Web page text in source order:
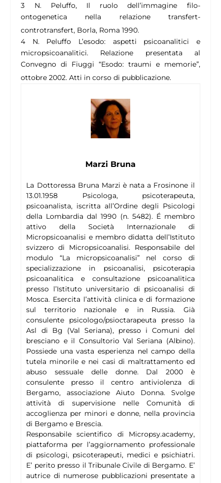
3 N. Peluffo, Il ruolo dell’immagine filo-
ontogenetica nella relazione transfert-
controtransfert, Borla, Roma 1990.
4 N. Peluffo L’esodo: aspetti psicoanalitici e
micropsicoanalitici. Relazione presentata al
Convegno di Fiuggi “Esodo: traumi e memorie”,
ottobre 2002. Atti in corso di pubblicazione.
Marzi Bruna
La Dottoressa Bruna Marzi è nata a Frosinone il
13.01.1958 Psicologa, psicoterapeuta,
psicoanalista, iscritta all’Ordine degli Psicologi
della Lombardia dal 1990 (n. 5482). É membro
attivo della Società Internazionale di
Micropsicoanalisi e membro didatta dell’Istituto
svizzero di Micropsicoanalisi. Responsabile del
modulo “La micropsicoanalisi” nel corso di
specializzazione in psicoanalisi, psicoterapia
psicoanalitica e consultazione psicoanalitica
presso l’Istituto universitario di psicoanalisi di
Mosca. Esercita l’attività clinica e di formazione
sul territorio nazionale e in Russia. Già
consulente psicologo/psioctarapeuta presso la
Asl di Bg (Val Seriana), presso i Comuni del
bresciano e il Consultorio Val Seriana (Albino).
Possiede una vasta esperienza nel campo della
tutela minorile e nei casi di maltrattamento ed
abuso sessuale delle donne. Dal 2000 è
consulente presso il centro antiviolenza di
Bergamo, associazione Aiuto Donna. Svolge
attività di supervisione nelle Comunità di
accoglienza per minori e donne, nella provincia
di Bergamo e Brescia.
Responsabile scientifico di Micropsy.academy,
piattaforma per l’aggiornamento professionale
di psicologi, psicoterapeuti, medici e psichiatri.
E’ perito presso il Tribunale Civile di Bergamo. E’
autrice di numerose pubblicazioni presentate a